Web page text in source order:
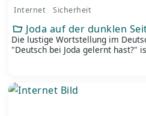
Internet Sicherheit
Joda auf der dunklen
Die lustige Wortstellung im
"Deutsch bei Joda gelernt hast?"